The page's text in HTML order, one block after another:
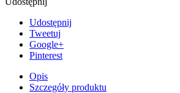
Udostępnij
Tweetuj
Google+
Pinterest
Opis
Szczegóły produktu